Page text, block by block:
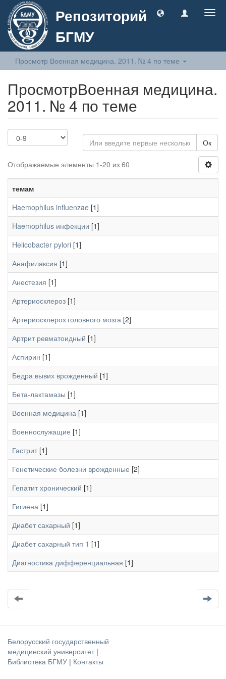
Репозиторий
БГМУ
Просмотр Военная медицина. 2011. № 4 по теме
ПросмотрВоенная медицина.
2011. № 4 по теме
Ок
Отображаемые элементы 1-20 из 60
темам
Haemophilus influenzae [1]
Haemophilus инфекции [1]
Helicobacter pylori [1]
Анафилаксия [1]
Анестезия [1]
Артериосклероз [1]
Артериосклероз головного мозга [2]
Артрит ревматоидный [1]
Аспирин [1]
Бедра вывих врожденный [1]
Бета-лактамазы [1]
Военная медицина [1]
Военнослужащие [1]
Гастрит [1]
Генетические болезни врожденные [2]
Гепатит хронический [1]
Гигиена [1]
Диабет сахарный [1]
Диабет сахарный тип 1 [1]
Диагностика дифференциальная [1]
Белорусский государственный
медицинский университет |
Библиотека БГМУ | Контакты